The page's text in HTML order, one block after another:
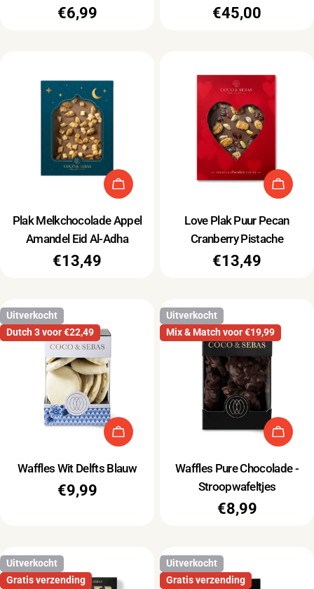
Normale
€6,99
Normale
€45,00
Type:
Plak Melkchocolade Appel
Amandel Eid Al-Adha
Normale
€13,49
Type:
Love Plak Puur Pecan
Cranberry Pistache
Normale
€13,49
Uitverkocht
Dutch 3 voor €22,49
Uitverkocht
Type:
Waffles Wit Delfts Blauw
Normale
€9,99
Uitverkocht
Mix & Match voor €19,99
Type:
Waffles Pure Chocolade -
Stroopwafeltjes
Normale
€8,99
Uitverkocht
Gratis verzending
Uitverkocht
Gratis verzending